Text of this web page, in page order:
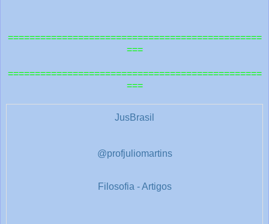
a
1
===============================================
===
===============================================
===
JusBrasil
@profjuliomartins
Filosofia - Artigos